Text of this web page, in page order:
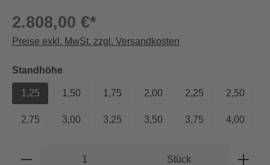
2.808,00 €*
Preise exkl. MwSt. zzgl. Versandkosten
Standhöhe
1,25 1,50 1,75 2,00 2,25 2,50
2,75 3,00 3,25 3,50 3,75 4,00
Produkt Anzahl: Gib den gewünschten
Stück